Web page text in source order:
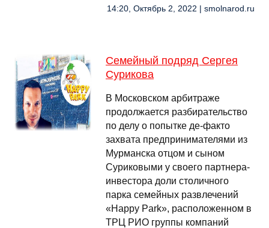
14:20, Октябрь 2, 2022 | smolnarod.ru
Семейный подряд Сергея
Сурикова
В Московском арбитраже
продолжается разбирательство
по делу о попытке де-факто
захвата предпринимателями из
Мурманска отцом и сыном
Суриковыми у своего партнера-
инвестора доли столичного
парка семейных развлечений
«Happy Park», расположенном в
ТРЦ РИО группы компаний